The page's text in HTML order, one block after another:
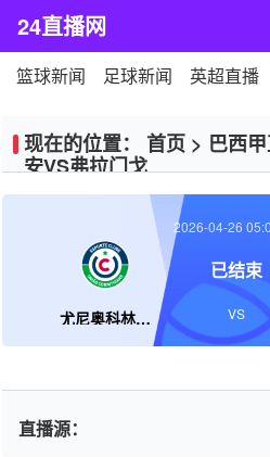
24直播网
篮球新闻 足球新闻 英超直播
现在的位置： 首页 > 巴西
安VS弗拉门戈
尤尼奥科林蒂安
2026-04-26
已结束
VS
直播源：